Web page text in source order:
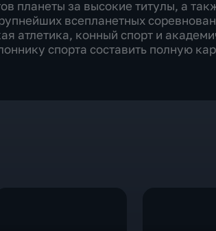
планеты за высокие титулы, а
всепланетных
атлетика, конный спорт и
спорта составить полную